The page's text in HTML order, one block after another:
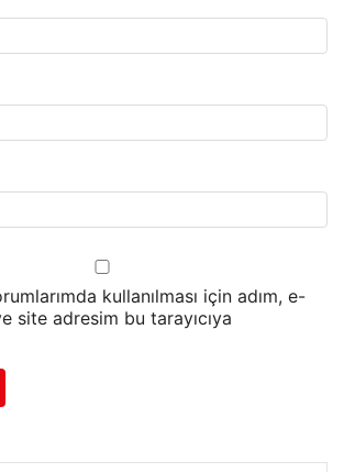
kullanılması için adım, e-
site adresim bu tarayıcıya